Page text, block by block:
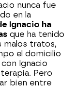
nunca fue
en la
Ignacio ha
que ha tenido
malos tratos,
el domicilio
Ignacio
Pero
bien entre